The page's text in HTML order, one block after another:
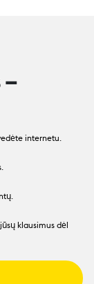
internetu.
klausimus dėl